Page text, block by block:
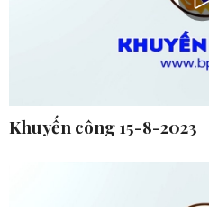
Khuyến công 15-8-2023